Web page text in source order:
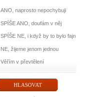
ANO, naprosto nepochybuji
SPÍŠE ANO, doufám v něj
SPÍŠE NE, i když by to bylo fajn
NE, žijeme jenom jednou
Věřím v převtělení